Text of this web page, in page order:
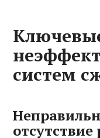
систем
отсутствие